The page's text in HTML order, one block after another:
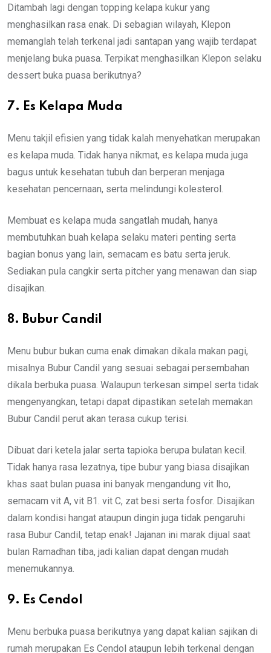
Ditambah lagi dengan topping kelapa kukur yang
menghasilkan rasa enak. Di sebagian wilayah, Klepon
memanglah telah terkenal jadi santapan yang wajib terdapat
menjelang buka puasa. Terpikat menghasilkan Klepon selaku
dessert buka puasa berikutnya?
7. Es Kelapa Muda
Menu takjil efisien yang tidak kalah menyehatkan merupakan
es kelapa muda. Tidak hanya nikmat, es kelapa muda juga
bagus untuk kesehatan tubuh dan berperan menjaga
kesehatan pencernaan, serta melindungi kolesterol.
Membuat es kelapa muda sangatlah mudah, hanya
membutuhkan buah kelapa selaku materi penting serta
bagian bonus yang lain, semacam es batu serta jeruk.
Sediakan pula cangkir serta pitcher yang menawan dan siap
disajikan.
8. Bubur Candil
Menu bubur bukan cuma enak dimakan dikala makan pagi,
misalnya Bubur Candil yang sesuai sebagai persembahan
dikala berbuka puasa. Walaupun terkesan simpel serta tidak
mengenyangkan, tetapi dapat dipastikan setelah memakan
Bubur Candil perut akan terasa cukup terisi.
Dibuat dari ketela jalar serta tapioka berupa bulatan kecil.
Tidak hanya rasa lezatnya, tipe bubur yang biasa disajikan
khas saat bulan puasa ini banyak mengandung vit lho,
semacam vit A, vit B1. vit C, zat besi serta fosfor. Disajikan
dalam kondisi hangat ataupun dingin juga tidak pengaruhi
rasa Bubur Candil, tetap enak! Jajanan ini marak dijual saat
bulan Ramadhan tiba, jadi kalian dapat dengan mudah
menemukannya.
9. Es Cendol
Menu berbuka puasa berikutnya yang dapat kalian sajikan di
rumah merupakan Es Cendol ataupun lebih terkenal dengan